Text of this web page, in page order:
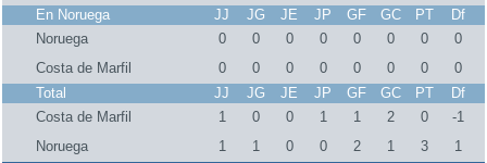
En Noruega
JJ JG JE JP GF GC PT
Df
Noruega
0 0 0 0 0 0 0
0
Costa de Marfil
0 0 0 0 0 0 0
0
Total
JJ JG JE JP GF GC PT
Df
Costa de Marfil
1 0 0 1 1 2 0
-1
Noruega
1 1 0 0 2 1 3 1